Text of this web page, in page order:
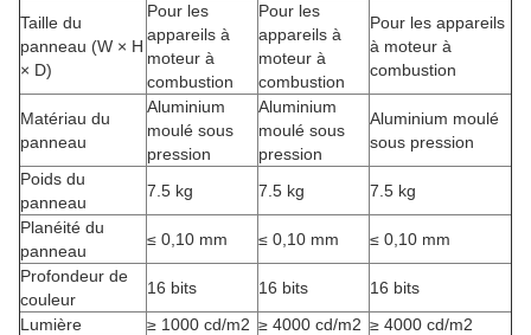
Taille du
panneau (W × H
× D)
Pour les
appareils à
moteur à
combustion
Pour les
appareils à
moteur à
combustion
Pour les appareils
à moteur à
combustion
Matériau du
panneau
Aluminium
moulé sous
pression
Aluminium
moulé sous
pression
Aluminium moulé
sous pression
Poids du
panneau
7.5 kg 7.5 kg
7.5 kg
Planéité du
panneau
≤ 0,10 mm ≤ 0,10 mm
≤ 0,10 mm
Profondeur de
couleur
16 bits 16 bits
16 bits
Lumière
≥ 1000 cd/m2 ≥ 4000 cd/m2 ≥ 4000 cd/m2